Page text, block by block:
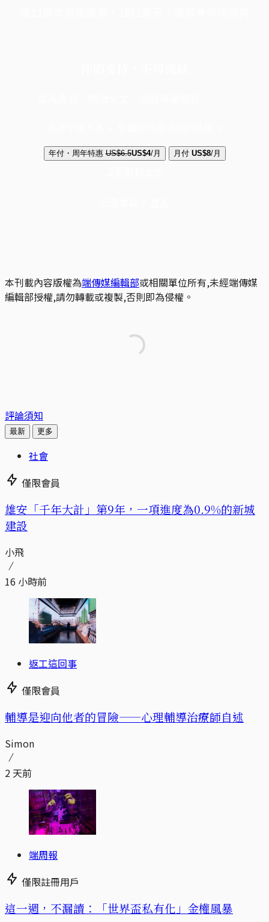
年付・周年特惠 US$6.5US$4/月 月付 US$8/月
本刊載內容版權為端傳媒編輯部或相關單位所有,未經端傳媒
編輯部授權,請勿轉載或複製,否則即為侵權。
評論須知
最新 更多
社會
僅限會員
​​雄安「千年大計」第9年，一項進度為0.9%的新城
建設
小飛
16 小時前
返工這回事
僅限會員
輔導是迎向他者的冒險——心理輔導治療師自述
Simon
2 天前
端周報
僅限註冊用戶
這一週，不漏讀：「世界盃私有化」金權風暴